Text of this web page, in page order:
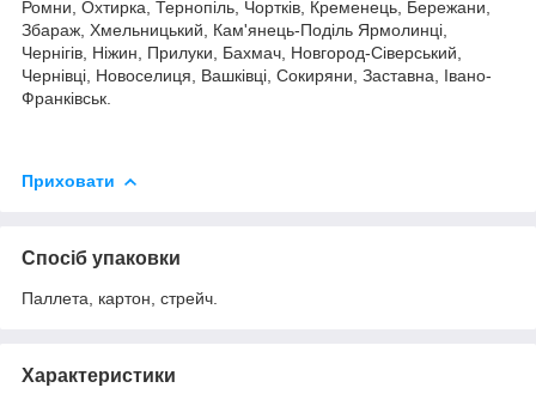
Ромни, Охтирка, Тернопіль, Чортків, Кременець, Бережани,
Збараж, Хмельницький, Кам'янець-Поділь Ярмолинці,
Чернігів, Ніжин, Прилуки, Бахмач, Новгород-Сіверський,
Чернівці, Новоселиця, Вашківці, Сокиряни, Заставна, Івано-
Франківськ.
Приховати
Спосіб упаковки
Паллета, картон, стрейч.
Характеристики